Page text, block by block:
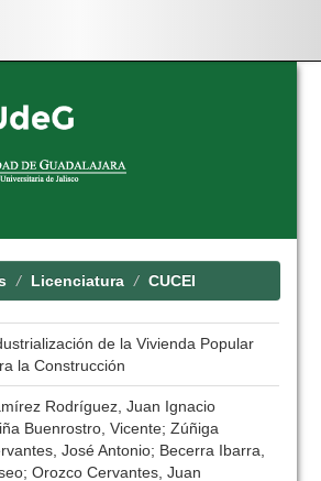
Licenciatura CUCEI
de la Vivienda Popular
la Construcción
Rodríguez, Juan Ignacio
Buenrostro, Vicente; Zúñiga
José Antonio; Becerra Ibarra,
Orozco Cervantes, Juan